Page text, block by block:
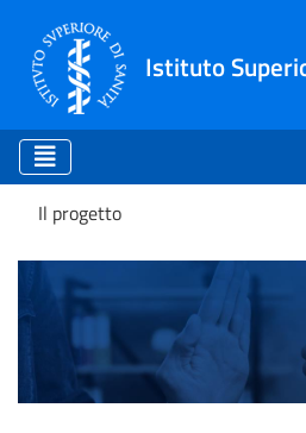
Istituto
Il progetto
Il progetto